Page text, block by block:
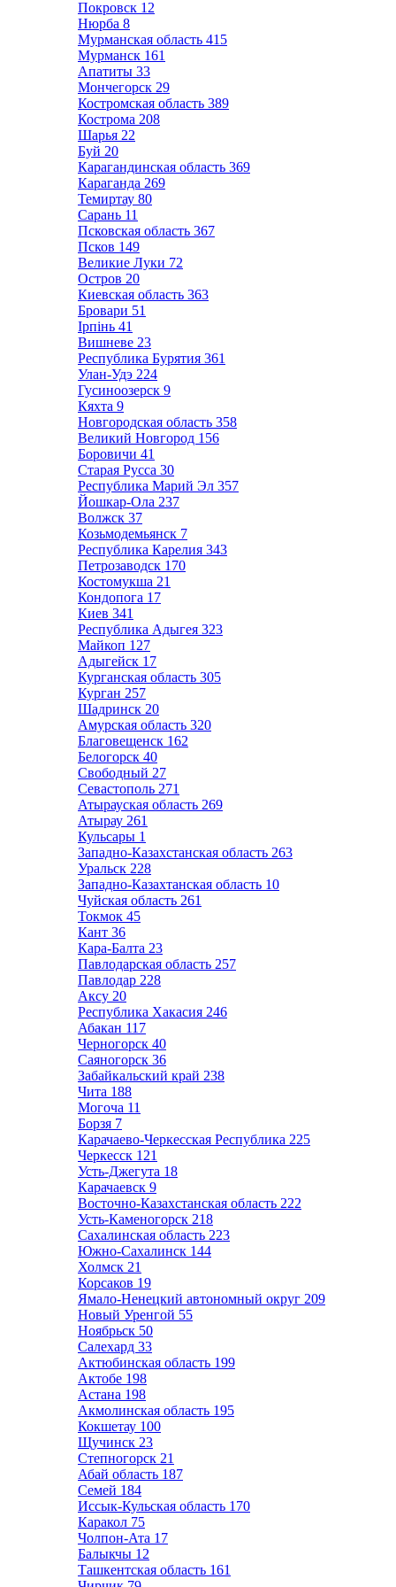
Покровск 12
Нюрба 8
Мурманская область 415
Мурманск 161
Апатиты 33
Мончегорск 29
Костромская область 389
Кострома 208
Шарья 22
Буй 20
Карагандинская область 369
Караганда 269
Темиртау 80
Сарань 11
Псковская область 367
Псков 149
Великие Луки 72
Остров 20
Киевская область 363
Бровари 51
Ірпінь 41
Вишневе 23
Республика Бурятия 361
Улан-Удэ 224
Гусиноозерск 9
Кяхта 9
Новгородская область 358
Великий Новгород 156
Боровичи 41
Старая Русса 30
Республика Марий Эл 357
Йошкар-Ола 237
Волжск 37
Козьмодемьянск 7
Республика Карелия 343
Петрозаводск 170
Костомукша 21
Кондопога 17
Киев 341
Республика Адыгея 323
Майкоп 127
Адыгейск 17
Курганская область 305
Курган 257
Шадринск 20
Амурская область 320
Благовещенск 162
Белогорск 40
Свободный 27
Севастополь 271
Атырауская область 269
Атырау 261
Кульсары 1
Западно-Казахстанская область 263
Уральск 228
Западно-Казахтанская область 10
Чуйская область 261
Токмок 45
Кант 36
Кара-Балта 23
Павлодарская область 257
Павлодар 228
Аксу 20
Республика Хакасия 246
Абакан 117
Черногорск 40
Саяногорск 36
Забайкальский край 238
Чита 188
Могоча 11
Борзя 7
Карачаево-Черкесская Республика 225
Черкесск 121
Усть-Джегута 18
Карачаевск 9
Восточно-Казахстанская область 222
Усть-Каменогорск 218
Сахалинская область 223
Южно-Сахалинск 144
Холмск 21
Корсаков 19
Ямало-Ненецкий автономный округ 209
Новый Уренгой 55
Ноябрьск 50
Салехард 33
Актюбинская область 199
Актобе 198
Астана 198
Акмолинская область 195
Кокшетау 100
Щучинск 23
Степногорск 21
Абай область 187
Семей 184
Иссык-Кульская область 170
Каракол 75
Чолпон-Ата 17
Балыкчы 12
Ташкентская область 161